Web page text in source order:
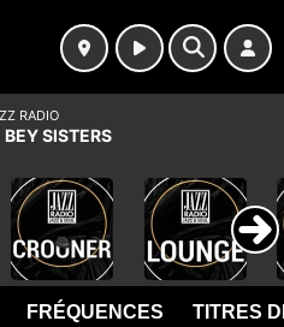
FRÉQUENCES TITRES
RADIO
SISTERS